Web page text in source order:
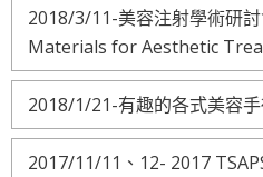
2018/3/11-美容注射學術研
Materials for Aesthetic
2018/1/21-有趣的各式美容
2017/11/11、12- 2017